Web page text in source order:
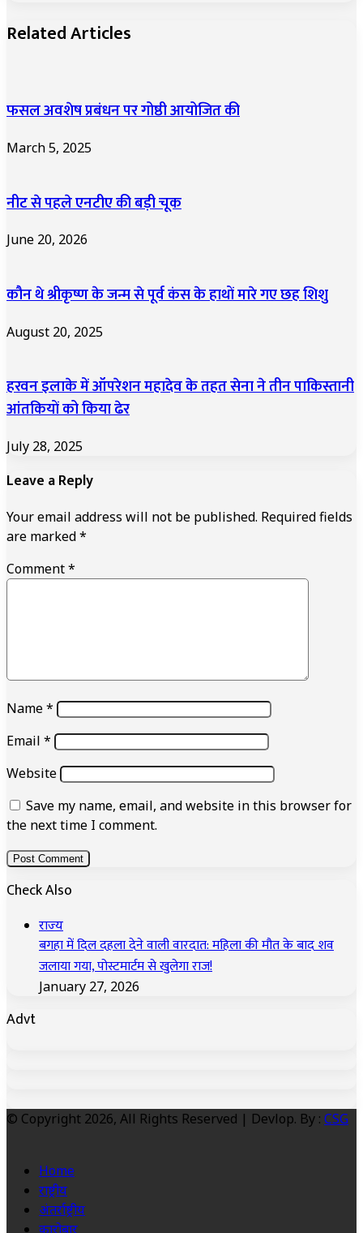
Related Articles
फसल अवशेष प्रबंधन पर गोष्ठी आयोजित की
March 5, 2025
नीट से पहले एनटीए की बड़ी चूक
June 20, 2026
कौन थे श्रीकृष्ण के जन्म से पूर्व कंस के हाथों मारे गए छह शिशु
August 20, 2025
हरवन इलाके में ऑपरेशन महादेव के तहत सेना ने तीन पाकिस्तानी
आंतकियों को किया ढेर
July 28, 2025
Leave a Reply
Your email address will not be published. Required fields
are marked*
Comment*
Name*
Email *
Website
Save my name, email, and website in this browser for
the next time I comment.
Check Also
राज्य
बगहा में दिल दहला देने वाली वारदात: महिला की मौत के बाद शव
जलाया गया, पोस्टमार्टम से खुलेगा राज!
January 27, 2026
Advt
© Copyright 2026, All Rights Reserved | Devlop. By : CSG
Home
राष्ट्रीय
अंतर्राष्ट्रीय
कारोबार